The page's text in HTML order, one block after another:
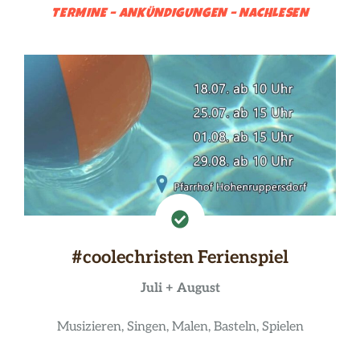
TERMINE – ANKÜNDIGUNGEN – NACHLESEN
#coolechristen Ferienspiel
Juli + August
Musizieren, Singen, Malen, Basteln, Spielen